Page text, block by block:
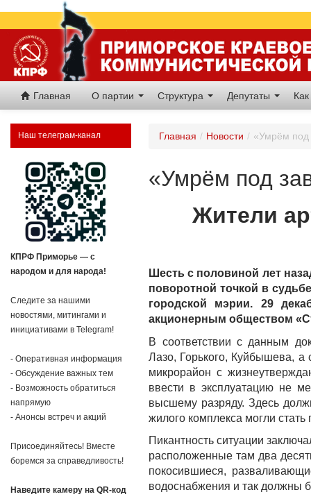
Главная О партии Структура Депутаты
Наш телеграм-канал
КПРФ Приморье — с
народом и для народа!
Следите за нашими
новостями, митингами и
инициативами в Telegram!
- Оперативная информация
- Обсуждение важных тем
- Возможность обратиться
напрямую
- Анонсы встреч и акций
Присоединяйтесь! Вместе
боремся за справедливость!
Наведите камеру на QR-код
Главная / Новости / «Умрём под
«Умрём под
Жители
Шесть с половиной лет
поворотной точкой в
городской мэрии. 29
акционерным обществом
В соответствии с данным
Лазо, Горького, Куйбышева, а
микрорайон с
ввести в эксплуатацию не
высшему разряду. Здесь
жилого комплекса могли
Пикантность ситуации
расположенные там два
покосившиеся,
водоснабжения и так должны